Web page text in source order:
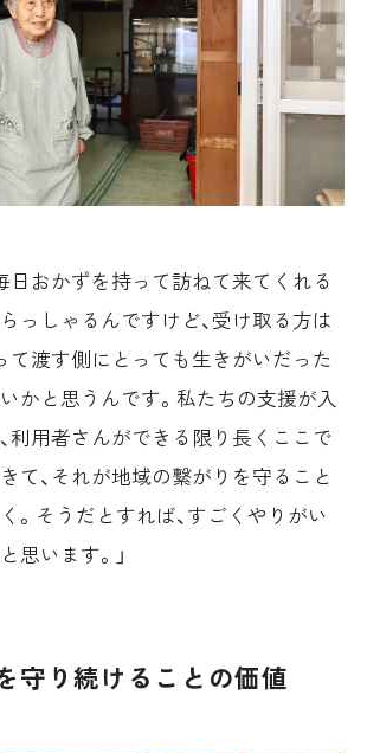
日おかずを持って訪ねて来てくれる
っしゃるんですけど、受け取る方は
て渡す側にとっても生きがいだった
かと思うんです。私たちの支援が入
利用者さんができる限り長くここで
て、それが地域の繋がりを守ること
。そうだとすれば、すごくやりがい
思います。」
守り続けることの価値